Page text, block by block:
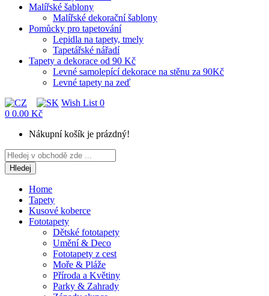
Malířské šablony
Malířské dekorační šablony
Pomůcky pro tapetování
Lepidla na tapety, tmely
Tapetářské nářadí
Tapety a dekorace od 90 Kč
Levné samolepící dekorace na stěnu za 90Kč
Levné tapety na zeď
Wish List 0
0 0.00 Kč
Nákupní košík je prázdný!
Hledej
Home
Tapety
Kusové koberce
Fototapety
Dětské fototapety
Umění & Deco
Fototapety z cest
Moře & Pláže
Příroda a Květiny
Parky & Zahrady